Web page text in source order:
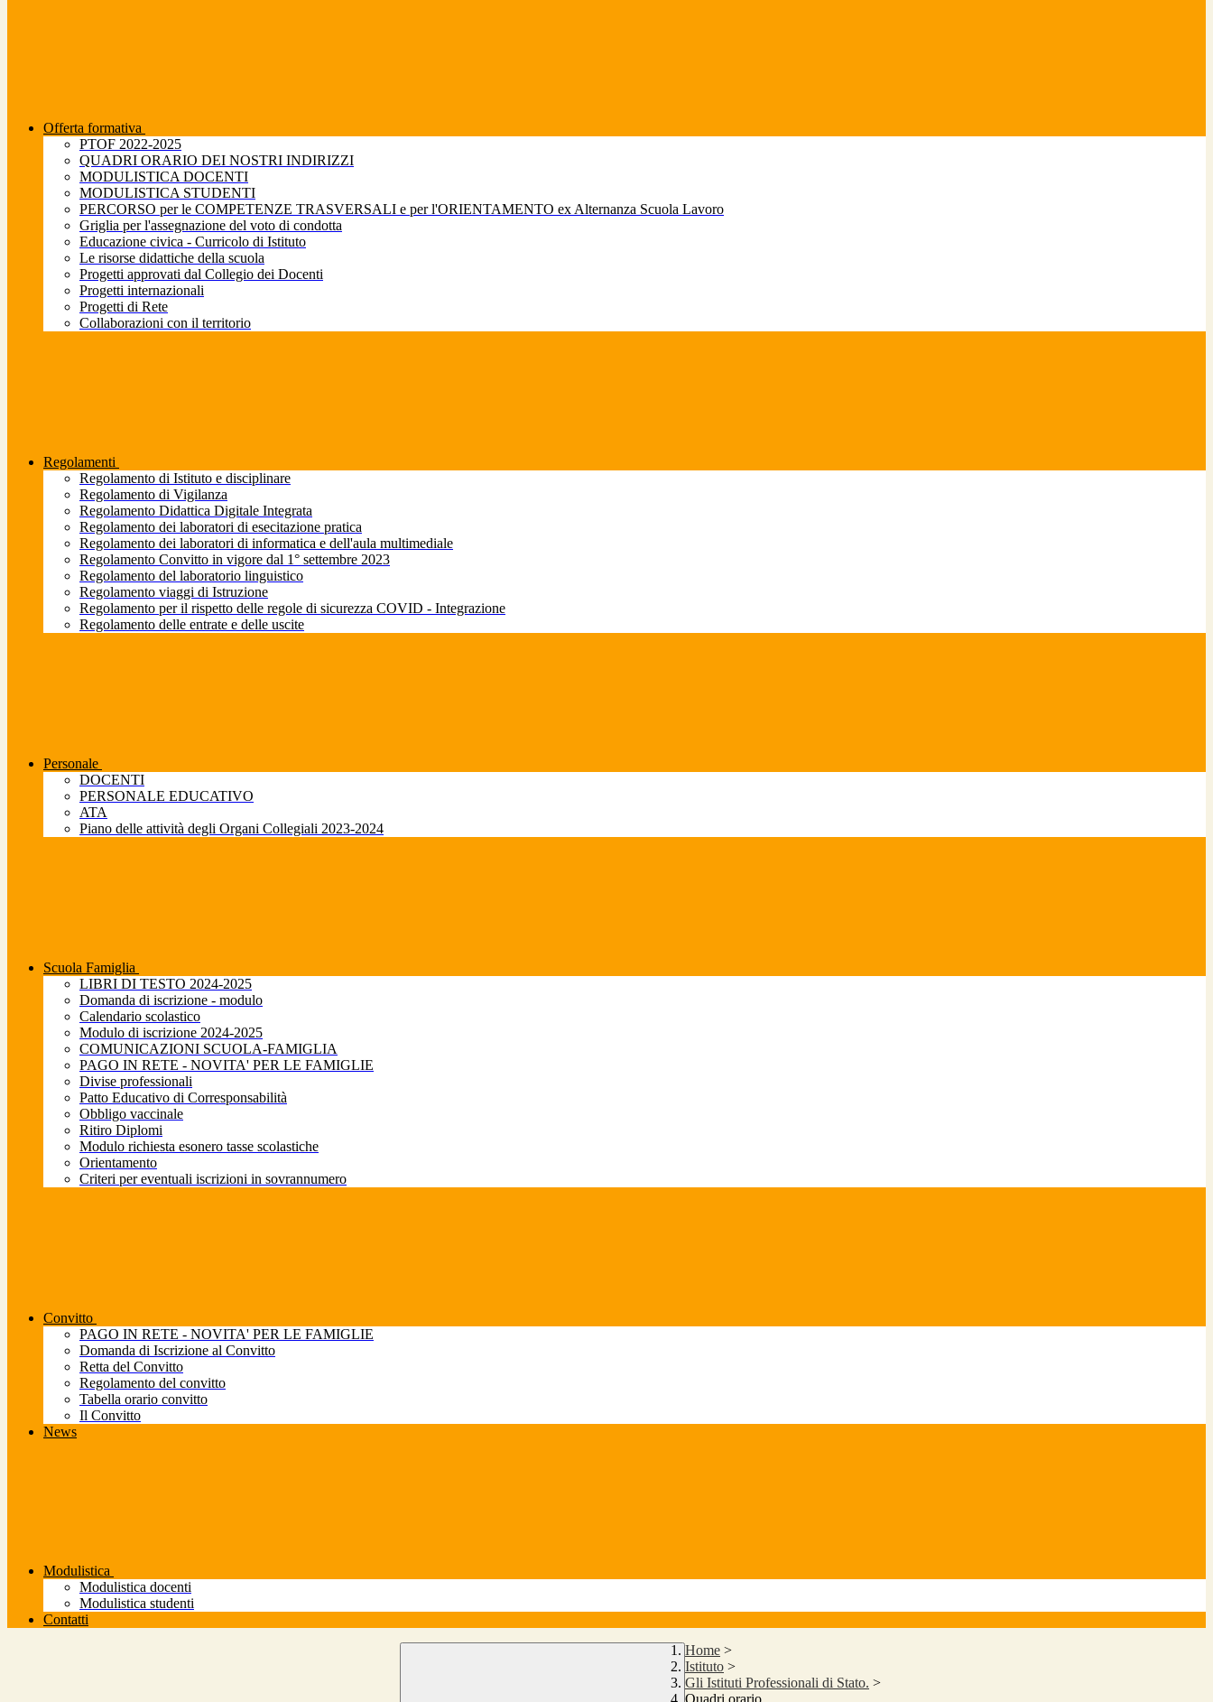
Offerta formativa
PTOF 2022-2025
QUADRI ORARIO DEI NOSTRI INDIRIZZI
MODULISTICA DOCENTI
MODULISTICA STUDENTI
PERCORSO per le COMPETENZE TRASVERSALI e per l'ORIENTAMENTO ex Alternanza Scuola Lavoro
Griglia per l'assegnazione del voto di condotta
Educazione civica - Curricolo di Istituto
Le risorse didattiche della scuola
Progetti approvati dal Collegio dei Docenti
Progetti internazionali
Progetti di Rete
Collaborazioni con il territorio
Regolamenti
Regolamento di Istituto e disciplinare
Regolamento di Vigilanza
Regolamento Didattica Digitale Integrata
Regolamento dei laboratori di esecitazione pratica
Regolamento dei laboratori di informatica e dell'aula multimediale
Regolamento Convitto in vigore dal 1° settembre 2023
Regolamento del laboratorio linguistico
Regolamento viaggi di Istruzione
Regolamento per il rispetto delle regole di sicurezza COVID - Integrazione
Regolamento delle entrate e delle uscite
Personale
DOCENTI
PERSONALE EDUCATIVO
ATA
Piano delle attività degli Organi Collegiali 2023-2024
Scuola Famiglia
LIBRI DI TESTO 2024-2025
Domanda di iscrizione - modulo
Calendario scolastico
Modulo di iscrizione 2024-2025
COMUNICAZIONI SCUOLA-FAMIGLIA
PAGO IN RETE - NOVITA' PER LE FAMIGLIE
Divise professionali
Patto Educativo di Corresponsabilità
Obbligo vaccinale
Ritiro Diplomi
Modulo richiesta esonero tasse scolastiche
Orientamento
Criteri per eventuali iscrizioni in sovrannumero
Convitto
PAGO IN RETE - NOVITA' PER LE FAMIGLIE
Domanda di Iscrizione al Convitto
Retta del Convitto
Regolamento del convitto
Tabella orario convitto
Il Convitto
News
Modulistica
Modulistica docenti
Modulistica studenti
Contatti
Home >
Istituto >
Gli Istituti Professionali di Stato. >